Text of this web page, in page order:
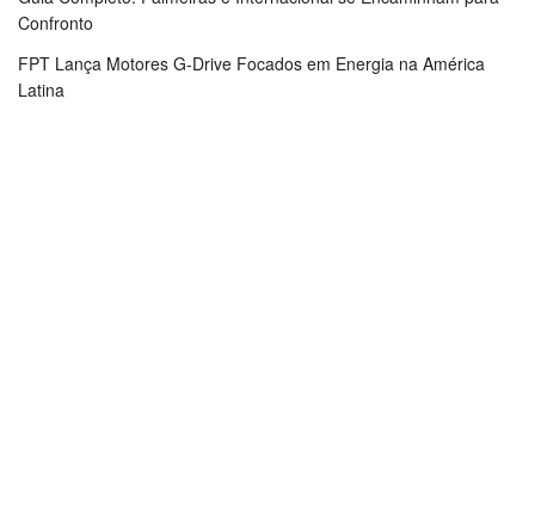
Confronto
FPT Lança Motores G-Drive Focados em Energia na América
Latina